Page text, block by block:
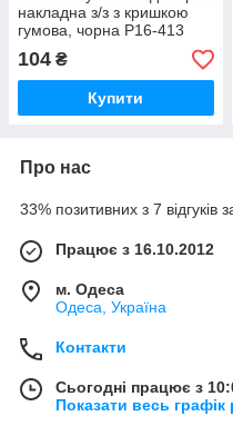
накладна з/з з кришкою
гумова, чорна P16-413
104 ₴
Купити
Про нас
33% позитивних з 7 відгуків
Працює з 16.10.2012
м. Одеса
Одеса, Україна
Контакти
Сьогодні працює з
Показати весь графік